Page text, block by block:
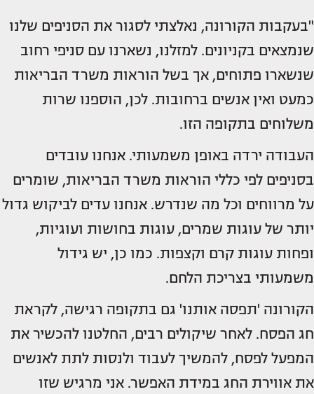
"בעקבות הקורונה, נאלצתי לסגור את הסניפים שלנו
שנמצאים בקניונים. למזלנו, נשארנו עם סניפי רחוב
שנשארו פתוחים, אך בשל הוראות משרד הבריאות
כמעט ואין אנשים ברחובות. לכן, הוספנו שרות
משלוחים בתקופה הזו.
העבודה ירדה באופן משמעותי. אנחנו עובדים
בסניפים לפי כללי הוראות משרד הבריאות, שומרים
על מרווחים וכל מה שנדרש. אנחנו עדים לביקוש גדול
יותר של עוגות שמרים, עוגות בחושות ועוגיות,
ופחות עוגות קרם וקצפות. כמו כן, יש גידול
משמעותי בצריכת הלחם.
הקורונה 'תפסה אותנו' גם בתקופה רגישה, לקראת
חג הפסח. לאחר שיקולים רבים, החלטנו להכשיר את
המפעל לפסח, להמשיך לעבוד ולנסות לתת לאנשים
את אווירת החג במידת האפשר. אני מרגיש שזו